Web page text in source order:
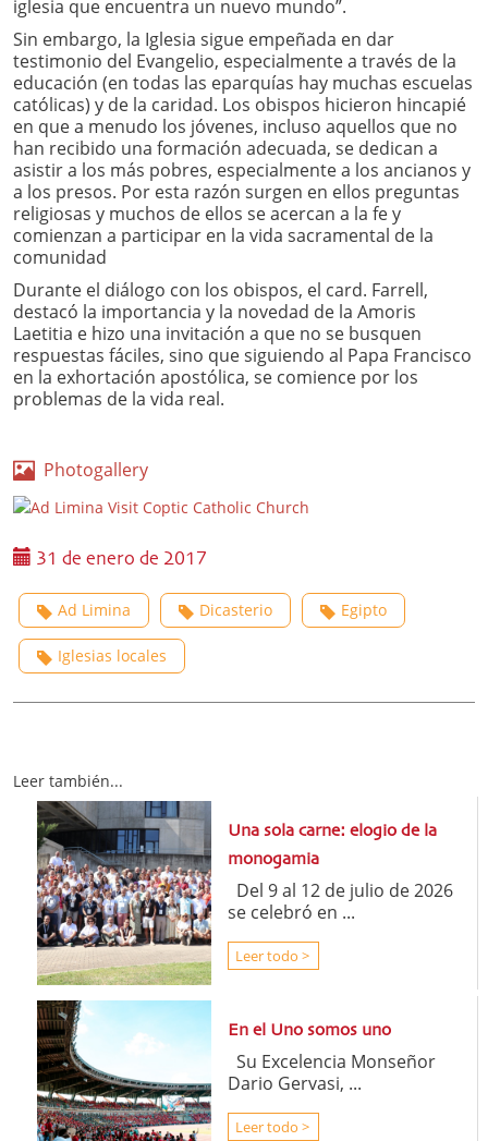
iglesia que encuentra un nuevo mundo”.
Sin embargo, la Iglesia sigue empeñada en dar
testimonio del Evangelio, especialmente a través de la
educación (en todas las eparquías hay muchas escuelas
católicas) y de la caridad. Los obispos hicieron hincapié
en que a menudo los jóvenes, incluso aquellos que no
han recibido una formación adecuada, se dedican a
asistir a los más pobres, especialmente a los ancianos y
a los presos. Por esta razón surgen en ellos preguntas
religiosas y muchos de ellos se acercan a la fe y
comienzan a participar en la vida sacramental de la
comunidad
Durante el diálogo con los obispos, el card. Farrell,
destacó la importancia y la novedad de la Amoris
Laetitia e hizo una invitación a que no se busquen
respuestas fáciles, sino que siguiendo al Papa Francisco
en la exhortación apostólica, se comience por los
problemas de la vida real.
Photogallery
31 de enero de 2017
Ad Limina Dicasterio Egipto
Iglesias locales
Leer también...
Una sola carne: elogio de la
monogamia
Del 9 al 12 de julio de 2026
se celebró en ...
Leer todo >
En el Uno somos uno
Su Excelencia Monseñor
Dario Gervasi, ...
Leer todo >